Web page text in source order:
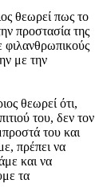
θεωρεί πως το
προστασία της
φιλανθρωπικούς
με την
θεωρεί ότι,
του, δεν τον
του και
πρέπει να
και να
τα